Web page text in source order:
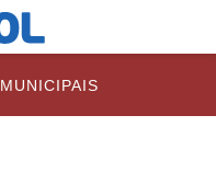
MUNICIPAIS